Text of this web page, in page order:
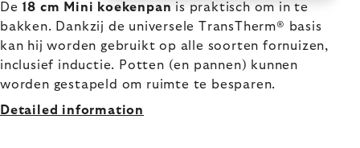
De18 cm Mini koekenpan is praktisch om in te
bakken. Dankzij de universele TransTherm® basis
kan hij worden gebruikt op alle soorten fornuizen,
inclusief inductie. Potten (en pannen) kunnen
worden gestapeld om ruimte te besparen.
Detailed information